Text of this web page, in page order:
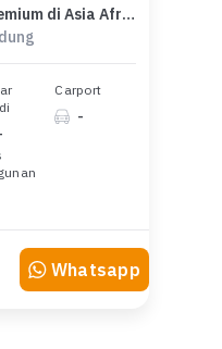
Dijual Tanah Premium di Asia Afrika, Bandung, LT 960m²
Carport
-
Whatsapp